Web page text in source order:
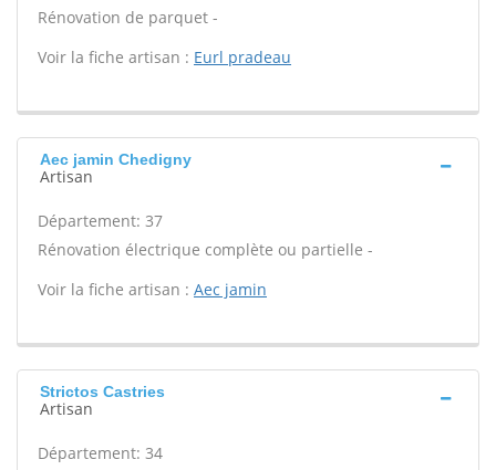
Rénovation de parquet -
Voir la fiche artisan : Eurl pradeau
Aec jamin Chedigny
Artisan
Département: 37
Rénovation électrique complète ou partielle -
Voir la fiche artisan : Aec jamin
Strictos Castries
Artisan
Département: 34